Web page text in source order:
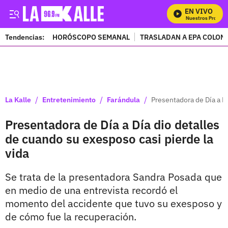
EN VIVO
Mira Todos Nuestros
Tendencias: HORÓSCOPO SEMANAL TRASLADAN A EPA
La Kalle / Entretenimiento / Farándula / Presentadora de Día a
Presentadora de Día a Día dio detalles
de cuando su exesposo casi pierde la
vida
Se trata de la presentadora Sandra Posada que
en medio de una entrevista recordó el
momento del accidente que tuvo su exesposo y
de cómo fue la recuperación.